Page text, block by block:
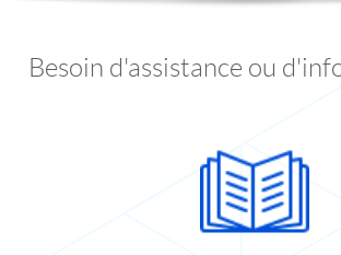
Besoin d'assistance ou